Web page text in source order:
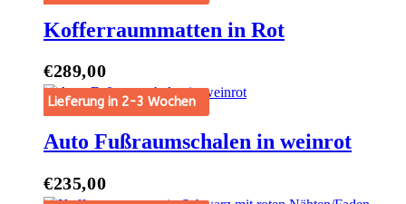
Kofferraummatten in Rot
€289,00
Lieferung in 2-3 Wochen
Auto Fußraumschalen in weinrot
€235,00